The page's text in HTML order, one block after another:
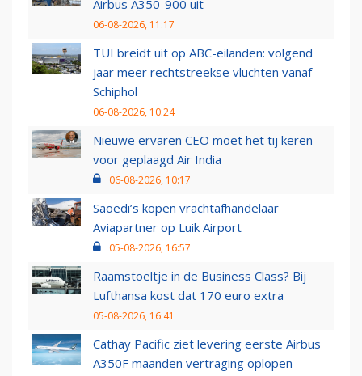
Airbus A350-900 uit
06-08-2026, 11:17
TUI breidt uit op ABC-eilanden: volgend
jaar meer rechtstreekse vluchten vanaf
Schiphol
06-08-2026, 10:24
Nieuwe ervaren CEO moet het tij keren
voor geplaagd Air India
06-08-2026, 10:17
Saoedi’s kopen vrachtafhandelaar
Aviapartner op Luik Airport
05-08-2026, 16:57
Raamstoeltje in de Business Class? Bij
Lufthansa kost dat 170 euro extra
05-08-2026, 16:41
Cathay Pacific ziet levering eerste Airbus
A350F maanden vertraging oplopen